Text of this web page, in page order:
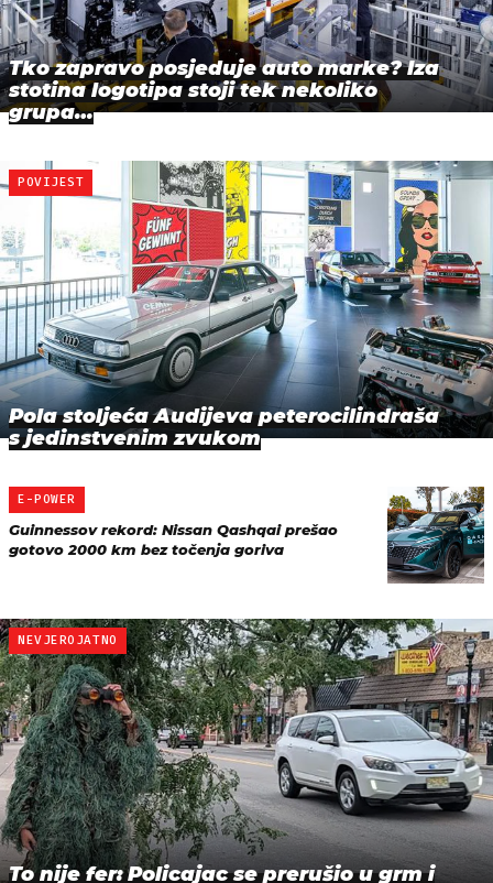
Tko zapravo posjeduje auto marke? Iza
stotina logotipa stoji tek nekoliko
grupa…
POVIJEST
Pola stoljeća Audijeva peterocilindraša
s jedinstvenim zvukom
E-POWER
Guinnessov rekord: Nissan Qashqai prešao
gotovo 2000 km bez točenja goriva
NEVJEROJATNO
To nije fer: Policajac se prerušio u grm i